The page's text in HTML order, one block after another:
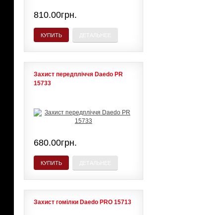
810.00грн.
КУПИТЬ
Захист передпліччя Daedo PR
15733
680.00грн.
КУПИТЬ
Захист гомілки Daedo PRO 15713